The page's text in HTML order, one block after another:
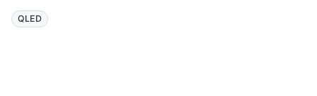
QLED